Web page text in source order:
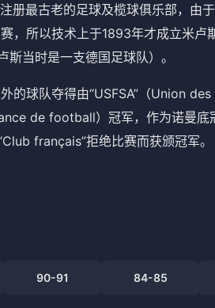
册最古老的足球及榄球俱乐部，由
，所以技术上于1893年才成立米
当时是一支德国足球队）。
的球队夺得由“USFSA”（Union
de football）冠军，作为诺曼底
français”拒绝比赛而获颁冠军。
90-91 84-85